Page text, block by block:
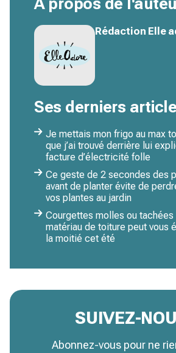
À propos de
Rédaction Elle
Ses derniers
Je mettais mon frigo au max
que j’ai trouvé derrière lui
facture d’électricité folle
Ce geste de 2 secondes des
avant de planter évite de
vos plantes au jardin
Courgettes molles ou
matériau de toiture peut vous
la moitié cet été
SUIVEZ-
Abonnez-vous pour ne